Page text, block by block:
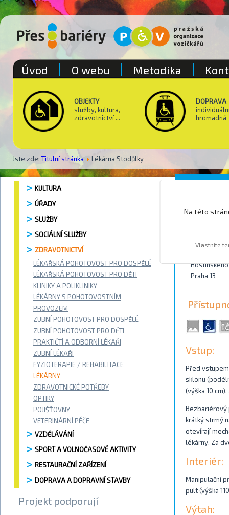
OBJEKTY
služby, kultura,
zdravotnictví ...
DOPRAVA
hromadná
Jste zde: Titulní stránka Lékárna Stodůlky
Úvod O webu Metodika
KULTURA
ÚŘADY
SLUŽBY
SOCIÁLNÍ SLUŽBY
ZDRAVOTNICTVÍ
LÉKAŘSKÁ POHOTOVOST PRO DOSPĚLÉ
LÉKAŘSKÁ POHOTOVOST PRO DĚTI
KLINIKY A POLIKLINIKY
LÉKÁRNY S POHOTOVOSTNÍM
PROVOZEM
ZUBNÍ POHOTOVOST PRO DOSPĚLÉ
ZUBNÍ POHOTOVOST PRO DĚTI
PRAKTIČTÍ A ODBORNÍ LÉKAŘI
ZUBNÍ LÉKAŘI
FYZIOTERAPIE / REHABILITACE
LÉKÁRNY
ZDRAVOTNICKÉ POTŘEBY
OPTIKY
POJIŠŤOVNY
VETERINÁRNÍ PÉČE
VZDĚLÁVÁNÍ
SPORT A VOLNOČASOVÉ AKTIVITY
RESTAURAČNÍ ZAŘÍZENÍ
DOPRAVA A DOPRAVNÍ STAVBY
Projekt podporují
Praha 13
Vstup:
Před
sklonu
(výška 10
Bezbariérový
krátký strmý
otevírají
lékárny. Za
Interiér:
Manipulační
pult (výška
Výtah:
Na této
Vlastníte